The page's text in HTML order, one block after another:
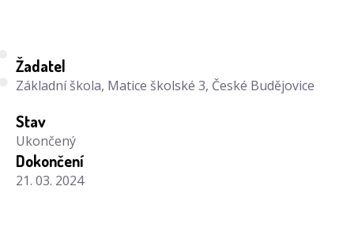
Žadatel
Základní škola, Matice školské 3, České Budějovice
Stav
Ukončený
Dokončení
21. 03. 2024